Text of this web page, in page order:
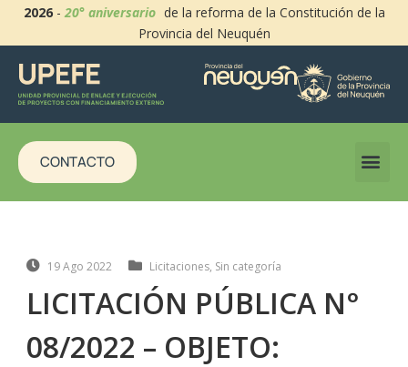
2026-20° aniversario de la reforma de la Constitución de la
Provincia del Neuquén
CONTACTO
19 Ago 2022 Licitaciones, Sin categoría
LICITACIÓN PÚBLICA N°
08/2022 – OBJETO: